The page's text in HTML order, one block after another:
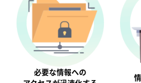
必要な情報への